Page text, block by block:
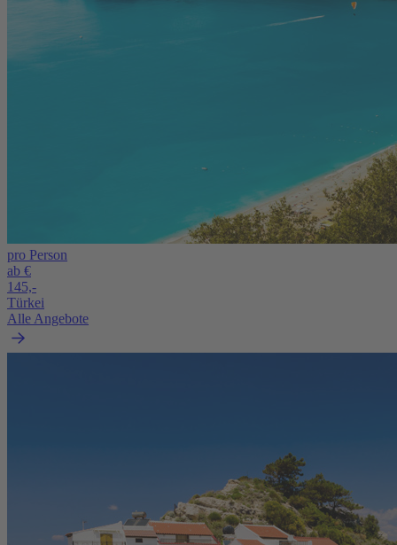
pro Person
ab €
145,-
Türkei
Alle Angebote